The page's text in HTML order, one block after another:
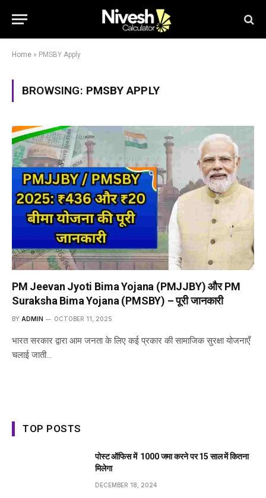
Home » PMSBY Apply
BROWSING: PMSBY APPLY
PM Jeevan Jyoti Bima Yojana (PMJJBY) और PM
Suraksha Bima Yojana (PMSBY) – पूरी जानकारी
BY ADMIN OCTOBER 11, 2025
भारत सरकार द्वारा आम जनता के लिए कई प्रकार की सामाजिक सुरक्षा योजनाएँ
चलाई जाती…
TOP POSTS
पोस्ट ऑफिस में ₹ 1000 जमा करने पर 15 साल में कितना
मिलेगा
DECEMBER 18, 2024